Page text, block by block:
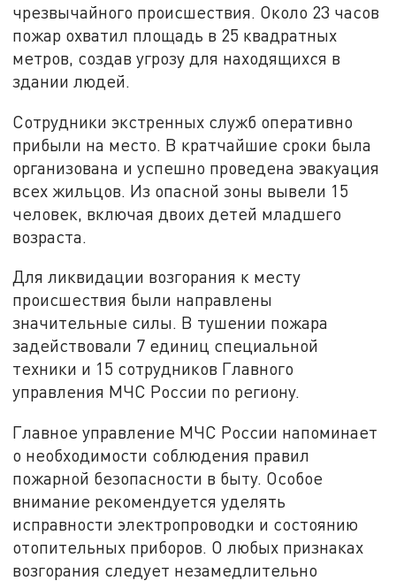
чрезвычайного происшествия. Около 23 часов
пожар охватил площадь в 25 квадратных
метров, создав угрозу для находящихся в
здании людей.
Сотрудники экстренных служб оперативно
прибыли на место. В кратчайшие сроки была
организована и успешно проведена эвакуация
всех жильцов. Из опасной зоны вывели 15
человек, включая двоих детей младшего
возраста.
Для ликвидации возгорания к месту
происшествия были направлены
значительные силы. В тушении пожара
задействовали 7 единиц специальной
техники и 15 сотрудников Главного
управления МЧС России по региону.
Главное управление МЧС России напоминает
о необходимости соблюдения правил
пожарной безопасности в быту. Особое
внимание рекомендуется уделять
исправности электропроводки и состоянию
отопительных приборов. О любых признаках
возгорания следует незамедлительно